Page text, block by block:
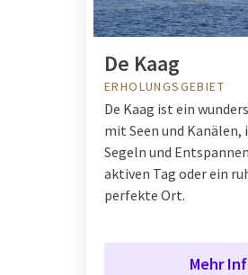
De Kaag
ERHOLUNGSGEBIET
De Kaag ist ein
mit Seen und
Segeln und
aktiven Tag oder ein
perfekte Ort.
Mehr